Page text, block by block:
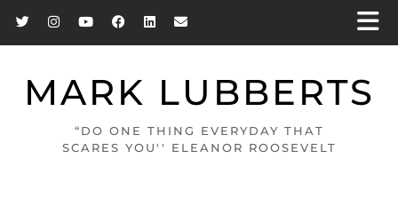
MARK LUBBERTS
“DO ONE THING EVERYDAY THAT
SCARES YOU'' ELEANOR ROOSEVELT